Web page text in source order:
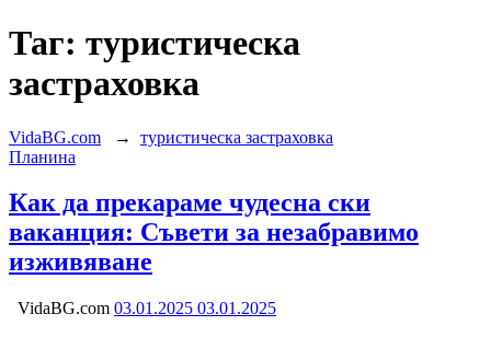
Таг: туристическа
застраховка
VidaBG.com → туристическа застраховка
Категория:
Планина
Как да прекараме чудесна ски
ваканция: Съвети за незабравимо
изживяване
VidaBG.com 03.01.2025 03.01.2025